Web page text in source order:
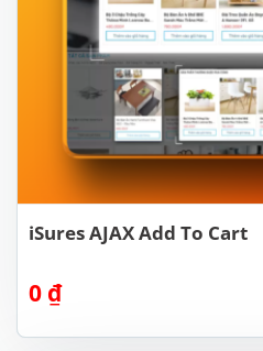
iSures AJAX Add To Cart
0 ₫